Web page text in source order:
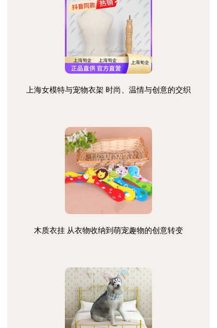
上海女模特与宠物衣架 时尚、温情与创意的交织
木质衣挂 从衣物收纳到萌宠趣物的创意转变